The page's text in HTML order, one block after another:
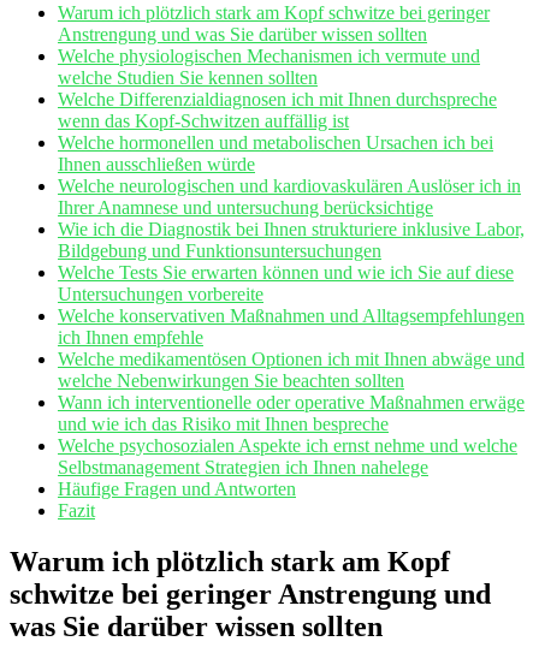
Warum ich plötzlich stark am Kopf schwitze bei geringer​
Anstrengung und was Sie darüber wissen⁤ sollten
Welche physiologischen Mechanismen ich vermute und
welche Studien Sie kennen ⁤sollten
Welche Differenzialdiagnosen ich mit Ihnen durchspreche
wenn das Kopf-Schwitzen auffällig ⁢ist
Welche ⁤hormonellen und​ metabolischen Ursachen ich bei
Ihnen ausschließen würde
Welche neurologischen ​und kardiovaskulären Auslöser ich in
Ihrer Anamnese und untersuchung berücksichtige
Wie‌ ich die Diagnostik bei Ihnen ⁣strukturiere⁣ inklusive Labor,
‌Bildgebung und Funktionsuntersuchungen
Welche Tests Sie erwarten​ können und wie ich Sie auf diese
Untersuchungen ​vorbereite
Welche konservativen Maßnahmen und Alltagsempfehlungen
ich Ihnen empfehle
Welche medikamentösen Optionen ich mit Ihnen abwäge und
welche ⁣Nebenwirkungen Sie beachten sollten
Wann ich interventionelle oder ⁤operative⁤ Maßnahmen erwäge
⁣und ⁤wie ich das Risiko mit Ihnen bespreche
Welche ⁢psychosozialen Aspekte ich ‌ernst nehme und welche
Selbstmanagement Strategien ich Ihnen nahelege
Häufige Fragen und Antworten
Fazit
Warum ich plötzlich stark am Kopf
schwitze bei geringer Anstrengung und
⁤was Sie ‌darüber wissen sollten